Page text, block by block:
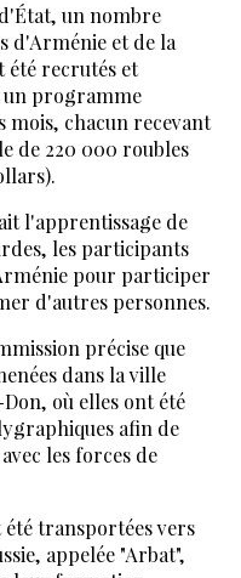
un nombre
d'Arménie et de la
été recrutés et
un programme
chacun recevant
de 220 000 roubles
l'apprentissage de
les participants
pour participer
d'autres personnes.
précise que
dans la ville
où elles ont été
afin de
les forces de
transportées vers
appelée "Arbat",